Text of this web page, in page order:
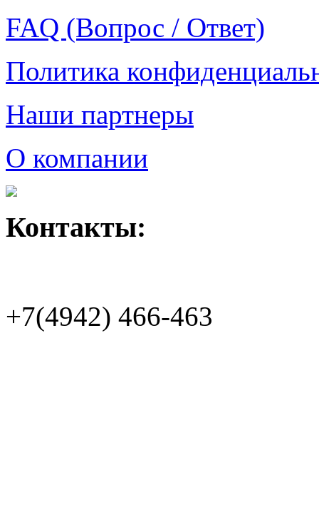
FAQ (Вопрос / Ответ)
Политика
Наши партнеры
О компании
Контакты:
+7(4942) 466-463